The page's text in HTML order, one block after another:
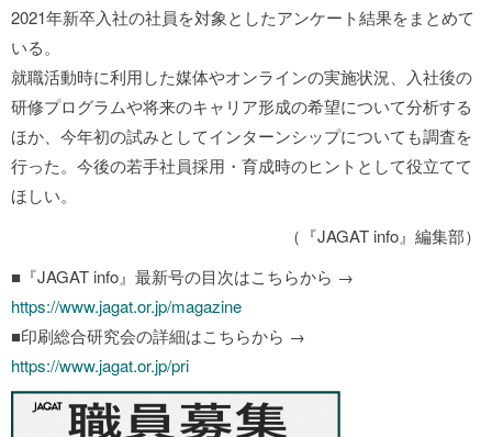
2021年新卒入社の社員を対象としたアンケート結果をまとめて
いる。
就職活動時に利用した媒体やオンラインの実施状況、入社後の
研修プログラムや将来のキャリア形成の希望について分析する
ほか、今年初の試みとしてインターンシップについても調査を
行った。今後の若手社員採用・育成時のヒントとして役立てて
ほしい。
（『JAGAT info』編集部）
■『JAGAT info』最新号の目次はこちらから →
https://www.jagat.or.jp/magazine
■印刷総合研究会の詳細はこちらから →
https://www.jagat.or.jp/pri